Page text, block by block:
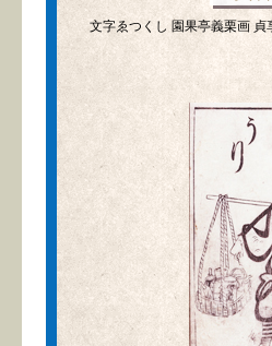
文字ゑつくし 園果亭義栗画 貞